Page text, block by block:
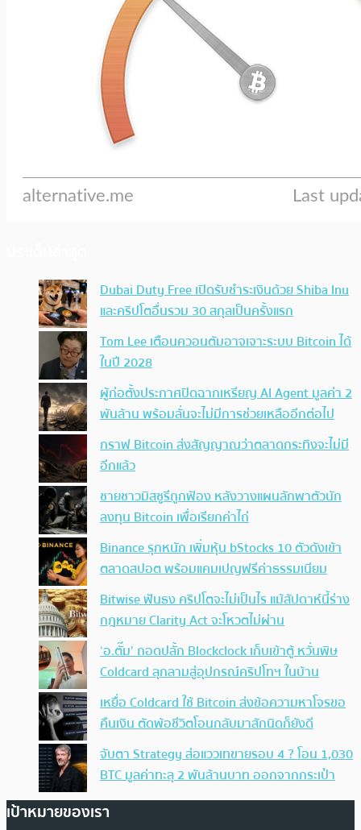
Dubai Duty Free เปิดรับชำระเงินด้วย Shiba Inu
และคริปโตอื่นรวม 30 สกุลเป็นครั้งแรก
Tom Lee เตือนควอนตัมอาจเจาะระบบ Bitcoin ได้
ในปี 2028
ผู้ก่อตั้งประกาศปิดฉากเหรียญ AI Agent มูลค่า 2
พันล้าน พร้อมลั่นจะไม่มีการช่วยเหลืออีกต่อไป
กราฟ Bitcoin ส่งสัญญาณว่าตลาดกระทิงจะไม่มี
อีกแล้ว
ชายชาวมิสซูรีถูกฟ้อง หลังวางแผนลักพาตัวนัก
ลงทุน Bitcoin เพื่อเรียกค่าไถ่
Binance รุกหนัก เพิ่มหุ้น bStocks 10 ตัวดังเข้า
ตลาดสปอต พร้อมแคมเปญฟรีค่าธรรมเนียม
Bitwise ฟันธง คริปโตจะไม่เป็นไร แม้สัปดาห์นี้ร่าง
กฎหมาย Clarity Act จะโหวตไม่ผ่าน
‘อ.ตั๊ม’ ถอดปลั้ก Blockclock เก็บเข้าตู้ หวั่นพิษ
Coldcard ลุกลามสู่อุปกรณ์คริปโทฯ ในบ้าน
เหยื่อ Coldcard ใช้ Bitcoin ส่งข้อความหาโจรขอ
คืนเงิน ตัดพ้อชีวิตโอนกลับมาสักนิดก็ยังดี
จับตา Strategy ส่อแววเทขายรอบ 4 ? โอน 1,030
BTC มูลค่าทะลุ 2 พันล้านบาท ออกจากกระเป๋า
เป้าหมายของเรา